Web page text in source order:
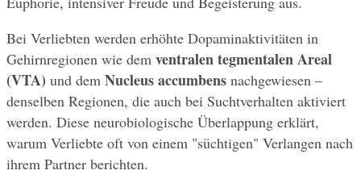
Bei Verliebten werden erhöhte Dopaminaktivitäten in
Gehirnregionen wie dem ventralen tegmentalen Areal
(VTA) und dem Nucleus accumbens nachgewiesen –
denselben Regionen, die auch bei Suchtverhalten aktiviert
werden. Diese neurobiologische Überlappung erklärt,
warum Verliebte oft von einem "süchtigen" Verlangen nach
ihrem Partner berichten.